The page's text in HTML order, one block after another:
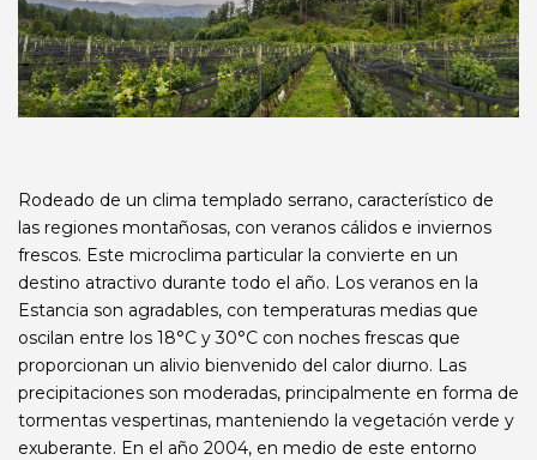
Rodeado de un clima templado serrano, característico de
las regiones montañosas, con veranos cálidos e inviernos
frescos. Este microclima particular la convierte en un
destino atractivo durante todo el año. Los veranos en la
Estancia son agradables, con temperaturas medias que
oscilan entre los 18°C y 30°C con noches frescas que
proporcionan un alivio bienvenido del calor diurno. Las
precipitaciones son moderadas, principalmente en forma de
tormentas vespertinas, manteniendo la vegetación verde y
exuberante. En el año 2004, en medio de este entorno